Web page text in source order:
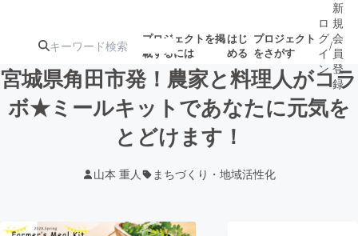
プロジェクトを掲
載するには
はじ
める
プロジェクト
をさがす
注目の新着プロ募集終了が近いプ
ロジェクト
ロ
グ
イ
ン
/
新
規
会
員
登
録
宮城県角田市発！農家と料理人がコラ
ボ★ミールキットであなたに元気を
とどけます！
山本 重人 まちづくり・地域活性化